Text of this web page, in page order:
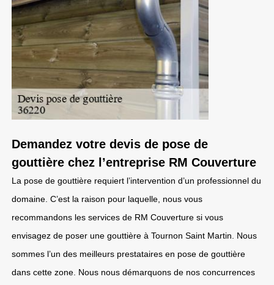
Demandez votre devis de pose de
gouttière chez l’entreprise RM Couverture
La pose de gouttière requiert l’intervention d’un professionnel du
domaine. C’est la raison pour laquelle, nous vous
recommandons les services de RM Couverture si vous
envisagez de poser une gouttière à Tournon Saint Martin. Nous
sommes l’un des meilleurs prestataires en pose de gouttière
dans cette zone. Nous nous démarquons de nos concurrences